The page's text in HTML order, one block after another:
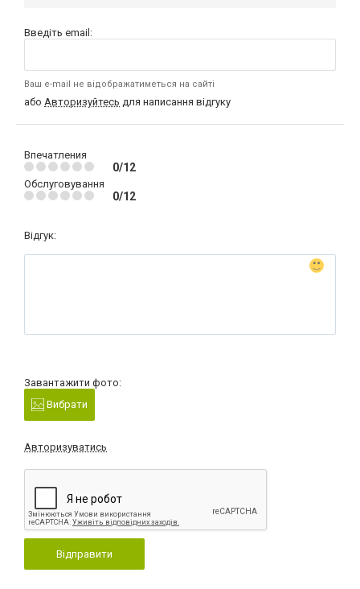
Введіть email:
Ваш e-mail не відображатиметься на сайті
або Авторизуйтесь для написання відгуку
Впечатления
0/12
Обслуговування
0/12
Відгук:
Завантажити фото:
Вибрати
Авторизуватись
Відправити